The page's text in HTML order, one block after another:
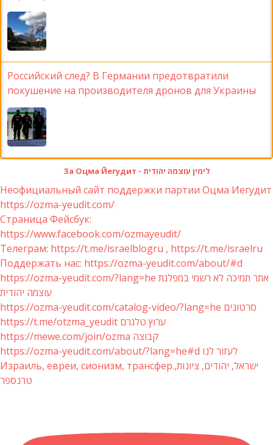
Российский след? В Германии предотвратили
покушение на производителя дронов для Украины
За Оцма Йегудит - לימין עוצמה יהודית
Неофициальный сайт поддержки партии Оцма Иегудит
https://ozma-yeudit.com/
Страница Фейсбук:
https://www.facebook.com/ozmayeudit/
Телеграм: https://t.me/israelblogru , https://t.me/israelru
Поддержать нас: https://ozma-yeudit.com/about/#d
https://ozma-yeudit.com/?lang=he אתר תמיכה לא רשמי במפלגת
עוצמה יהודית
https://ozma-yeudit.com/catalog-video/?lang=he סרטונים
https://t.me/otzma_yeudit ערוץ טלגרם
https://mewe.com/join/ozma קבוצה
https://ozma-yeudit.com/about/?lang=he#d לעזור לנו
Израиль, евреи, сионизм, трансфер.ישראל, יהודים, ציונות,
טרנספר